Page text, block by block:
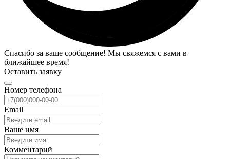
Спасибо за ваше сообщение! Мы свяжемся с вами в
ближайшее время!
Оставить заявку
Номер телефона
Email
Ваше имя
Комментарий